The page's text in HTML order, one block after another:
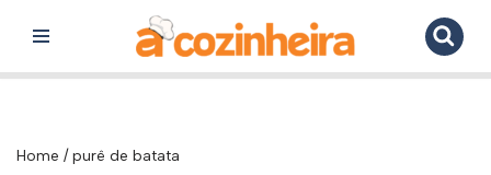
para
Home /purê de batata